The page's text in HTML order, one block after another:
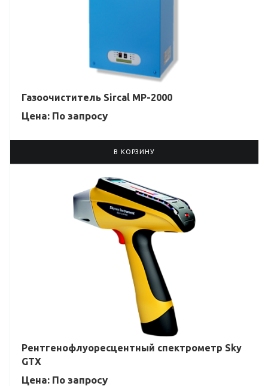
Газоочиститель Sircal MP-2000
Цена: По запросу
В КОРЗИНУ
Рентгенофлуоресцентный спектрометр Sky
GTX
Цена: По запросу